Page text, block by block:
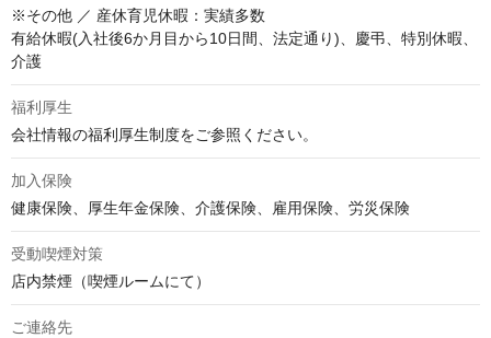
※その他 ／ 産休育児休暇：実績多数
有給休暇(入社後6か月目から10日間、法定通り)、慶弔、特別休暇、
介護
福利厚生
会社情報の福利厚生制度をご参照ください。
加入保険
健康保険、厚生年金保険、介護保険、雇用保険、労災保険
受動喫煙対策
店内禁煙（喫煙ルームにて）
ご連絡先